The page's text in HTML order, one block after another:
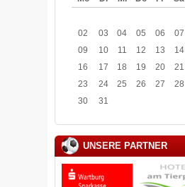
02
03 04 05 06 07
09
10 11 12 13 14
16
17 18 19 20 21
23
24 25 26 27 28
30
31
UNSERE PARTNER